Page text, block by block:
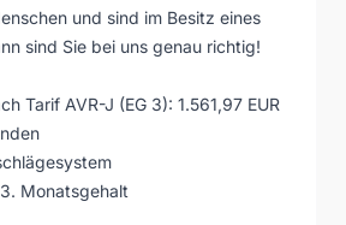
und sind im Besitz eines
sind Sie bei uns genau richtig!
Tarif AVR-J (EG 3): 1.561,97 EUR
Monatsgehalt